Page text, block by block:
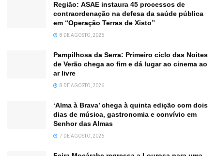
Região: ASAE instaura 45 processos de
contraordenação na defesa da saúde pública
em “Operação Terras de Xisto”
8 DE AGOSTO, 2026
Pampilhosa da Serra: Primeiro ciclo das Noites
de Verão chega ao fim e dá lugar ao cinema ao
ar livre
8 DE AGOSTO, 2026
‘Alma à Brava’ chega à quinta edição com dois
dias de música, gastronomia e convívio em
Senhor das Almas
7 DE AGOSTO, 2026